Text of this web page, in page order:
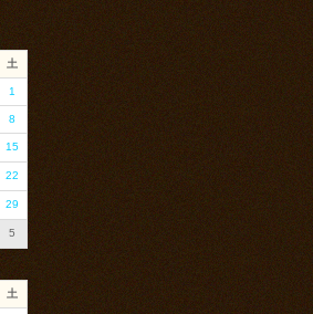
土
1
8
15
22
29
5
土